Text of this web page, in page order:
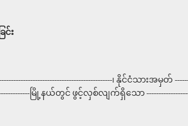
င်း
၊ နိုင်ငံသားအမှတ်
မြို့နယ်တွင် ဖွင့်လှစ်လျက်ရှိသော